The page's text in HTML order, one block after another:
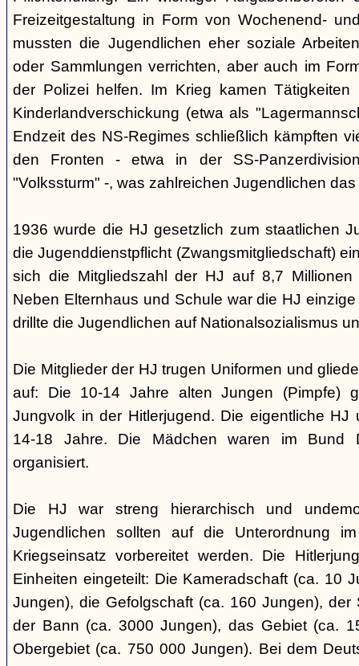
Freizeitgestaltung in Form von Wochenend-
mussten die Jugendlichen eher soziale
oder Sammlungen verrichten, aber auch im
der Polizei helfen. Im Krieg kamen
Kinderlandverschickung (etwa als
Endzeit des NS-Regimes schließlich kämpften
den Fronten - etwa in der SS-
"Volkssturm" -, was zahlreichen Jugendlichen
1936 wurde die HJ gesetzlich zum staatlichen
die Jugenddienstpflicht (Zwangsmitgliedschaft)
sich die Mitgliedszahl der HJ auf 8,7 Millionen
Neben Elternhaus und Schule war die HJ
drillte die Jugendlichen auf Nationalsozialismus
Die Mitglieder der HJ trugen Uniformen und
auf: Die 10-14 Jahre alten Jungen (Pimpfe)
Jungvolk in der Hitlerjugend. Die eigentliche HJ
14-18 Jahre. Die Mädchen waren im Bund
organisiert.
Die HJ war streng hierarchisch und
Jugendlichen sollten auf die Unterordnung
Kriegseinsatz vorbereitet werden. Die
Einheiten eingeteilt: Die Kameradschaft (ca. 10
Jungen), die Gefolgschaft (ca. 160 Jungen), der
der Bann (ca. 3000 Jungen), das Gebiet (ca.
Obergebiet (ca. 750 000 Jungen). Bei dem